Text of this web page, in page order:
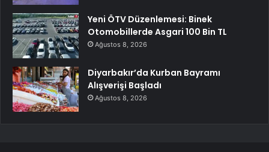
Yeni ÖTV Düzenlemesi: Binek
Otomobillerde Asgari 100 Bin TL
Ağustos 8, 2026
Diyarbakır’da Kurban Bayramı
Alışverişi Başladı
Ağustos 8, 2026